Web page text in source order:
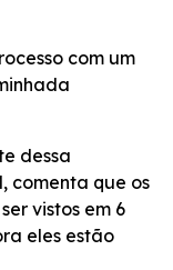
com um
dessa
comenta que os
vistos em 6
eles estão